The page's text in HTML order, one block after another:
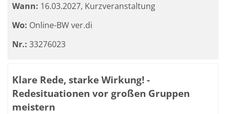
Wann: 16.03.2027, Kurzveranstaltung
Wo: Online-BW ver.di
Nr.: 33276023
Klare Rede, starke Wirkung! -
Redesituationen vor großen Gruppen
meistern